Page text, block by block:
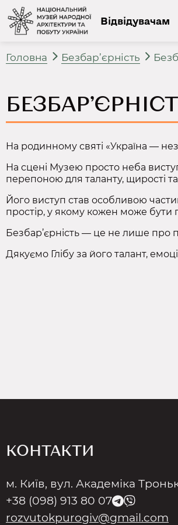
Відвідувачам
Головна Безбар’єрність
На родинному святі «Україна —
На сцені Музею просто неба
перепоною для таланту, щирості
Його виступ став особливою
простір, у якому кожен може
Безбар’єрність — це не лише про
Дякуємо Глібу за його талант,
КОНТАКТИ
м. Київ, вул. Академіка
+38 (098) 913 80 07
rozvutokpurogiv@gmail.com